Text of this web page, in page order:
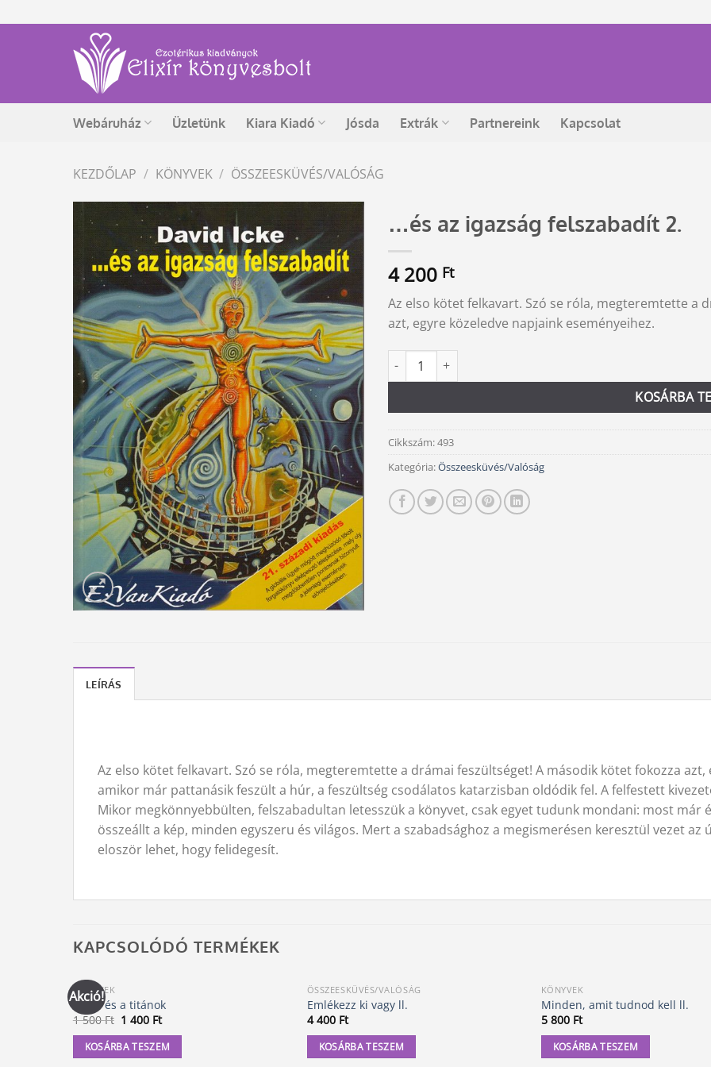
to
Webáruház Üzletünk Kiara Kiadó Jósda Extrák Partnereink Kapcsolat
KEZDŐLAP / KÖNYVEK / ÖSSZEESKÜVÉS/VALÓSÁG
…és az igazság felszabadít 2.
4 200 Ft
Az elso kötet felkavart. Szó se róla, megteremtette a
azt, egyre közeledve napjaink eseményeihez.
...és az igazság felszabadít 2. mennyiség
KOSÁRBA
Alternative:
Cikkszám:493
Kategória:Összeesküvés/Valóság
LEÍRÁS
Az elso kötet felkavart. Szó se róla, megteremtette a drámai feszültséget! A második kötet fokozza azt,
amikor már pattanásik feszült a húr, a feszültség csodálatos katarzisban oldódik fel. A felfestett
Mikor megkönnyebbülten, felszabadultan letesszük a könyvet, csak egyet tudunk mondani: most már
összeállt a kép, minden egyszeru és világos. Mert a szabadsághoz a megismerésen keresztül vezet az
eloször lehet, hogy felidegesít.
KAPCSOLÓDÓ TERMÉKEK
Akció!
KÖNYVEK
Amer és a titánok
1 500Ft Original
was:
1
1 400 FtCurrent
is:
1
KOSÁRBA TESZEM
ÖSSZEESKÜVÉS/VALÓSÁG
Emlékezz ki vagy ll.
4 400 Ft
KOSÁRBA TESZEM
KÖNYVEK
Minden, amit tudnod kell ll.
5 800 Ft
KOSÁRBA TESZEM